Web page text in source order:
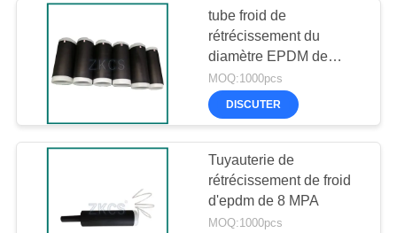
tube froid de
rétrécissement du
diamètre EPDM de
42mm
MOQ:1000pcs
DISCUTER
Tuyauterie de
rétrécissement de froid
d'epdm de 8 MPA
MOQ:1000pcs